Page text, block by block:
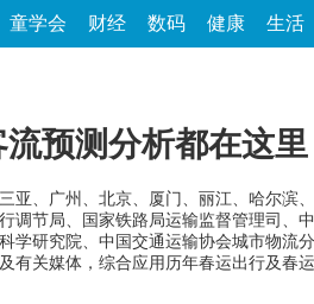
童学会 财经 数码 健康 生活
预测分析都在这里
、广州、北京、厦门、丽江、哈尔滨
节局、国家铁路局运输监督管理司、
学研究院、中国交通运输协会城市物
有关媒体，综合应用历年春运出行及春